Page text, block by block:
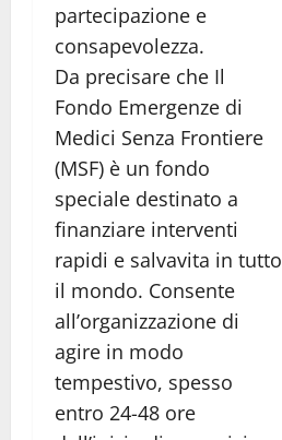
partecipazione e
consapevolezza.
Da precisare che Il
Fondo Emergenze di
Medici Senza Frontiere
(MSF) è un fondo
speciale destinato a
finanziare interventi
rapidi e salvavita in tutto
il mondo. Consente
all’organizzazione di
agire in modo
tempestivo, spesso
entro 24-48 ore